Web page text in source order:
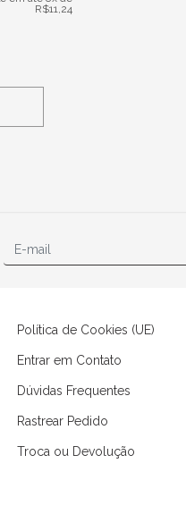
R$11,24
Política de Cookies (UE)
Entrar em Contato
Dúvidas Frequentes
Rastrear Pedido
Troca ou Devolução